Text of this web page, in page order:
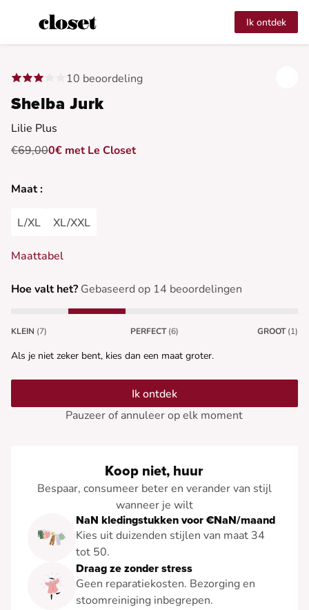
Ik ontdek
10 beoordeling
Shelba Jurk
Lilie Plus
€69,000€ met Le Closet
Maat :
L/XL XL/XXL
Maattabel
Hoe valt het? Gebaseerd op 14 beoordelingen
KLEIN (7) PERFECT (6) GROOT (1)
Als je niet zeker bent, kies dan een maat groter.
Ik ontdek
Pauzeer of annuleer op elk moment
Koop niet, huur
Bespaar, consumeer beter en verander van stijl
wanneer je wilt
NaN kledingstukken voor €NaN/maand
Kies uit duizenden stijlen van maat 34
tot 50.
Draag ze zonder stress
Geen reparatiekosten. Bezorging en
stoomreiniging inbegrepen.